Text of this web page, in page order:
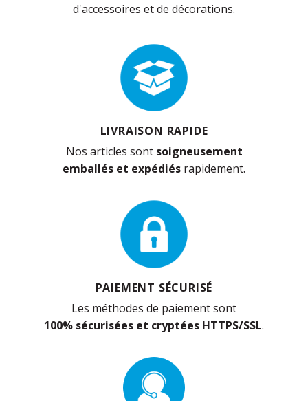
d'accessoires et de décorations.
LIVRAISON RAPIDE
Nos articles sont soigneusement
emballés et expédiés rapidement.
PAIEMENT SÉCURISÉ
Les méthodes de paiement sont
100% sécurisées et cryptées HTTPS/SSL.